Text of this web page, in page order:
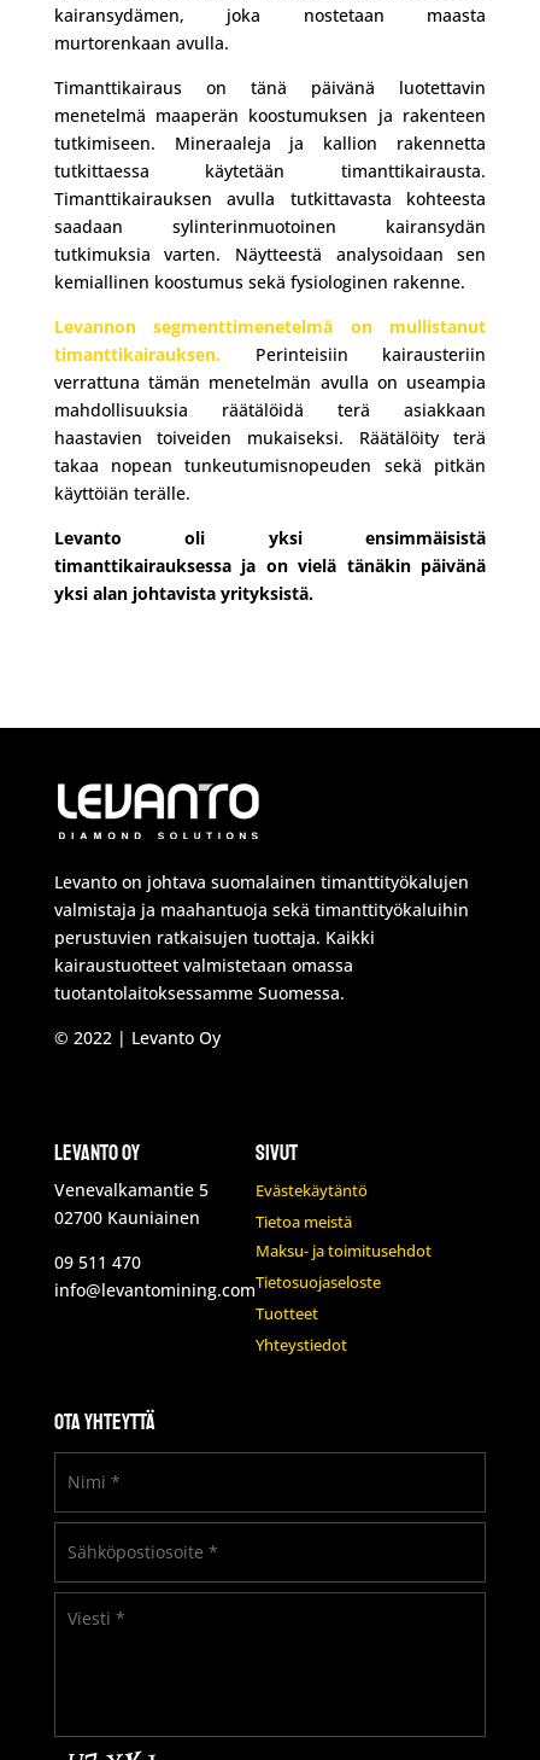
kairansydämen, joka nostetaan maasta
murtorenkaan avulla.
Timanttikairaus on tänä päivänä luotettavin
menetelmä maaperän koostumuksen ja rakenteen
tutkimiseen. Mineraaleja ja kallion rakennetta
tutkittaessa käytetään timanttikairausta.
Timanttikairauksen avulla tutkittavasta kohteesta
saadaan sylinterinmuotoinen kairansydän
tutkimuksia varten. Näytteestä analysoidaan sen
kemiallinen koostumus sekä fysiologinen rakenne.
Levannon segmenttimenetelmä on mullistanut
timanttikairauksen.
Perinteisiin kairausteriin
verrattuna tämän menetelmän avulla on useampia
mahdollisuuksia räätälöidä terä asiakkaan
haastavien toiveiden mukaiseksi. Räätälöity terä
takaa nopean tunkeutumisnopeuden sekä pitkän
käyttöiän terälle.
Levanto oli yksi ensimmäisistä
timanttikairauksessa ja on vielä tänäkin päivänä
yksi alan johtavista yrityksistä.
Levanto on johtava suomalainen timanttityökalujen
valmistaja ja maahantuoja sekä timanttityökaluihin
perustuvien ratkaisujen tuottaja. Kaikki
kairaustuotteet valmistetaan omassa
tuotantolaitoksessamme Suomessa.
© 2022 | Levanto Oy
Levanto Oy
Venevalkamantie 5
02700 Kauniainen
09 511 470
info@levantomining.com
Sivut
Evästekäytäntö
Tietoa meistä
Maksu- ja toimitusehdot
Tietosuojaseloste
Tuotteet
Yhteystiedot
Ota yhteyttä